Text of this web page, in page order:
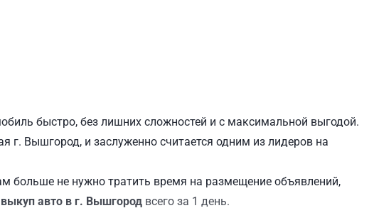
быстро, без лишних сложностей и с максимальной выгодой.
г. Вышгород, и заслуженно считается одним из лидеров на
больше не нужно тратить время на размещение объявлений,
авто в г. Вышгород всего за 1 день.